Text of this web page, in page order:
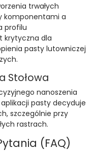
trwałych
komponentami a
profilu
krytyczna dla
pasty lutowniczej
Stołowa
nanoszenia
pasty decyduje
szczególnie przy
rastrach.
(FAQ)